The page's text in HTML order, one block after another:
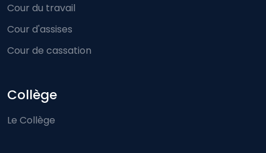
Cour du travail
Cour d'assises
Cour de cassation
Collège
Le Collège